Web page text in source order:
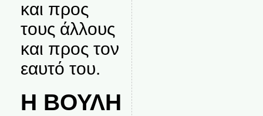
και προς
τους άλλους
και προς τον
εαυτό του.
Η ΒΟΥΛΗ